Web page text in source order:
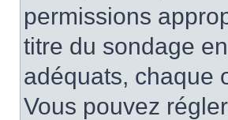
permissions
titre du sondage
adéquats, chaque
Vous pouvez